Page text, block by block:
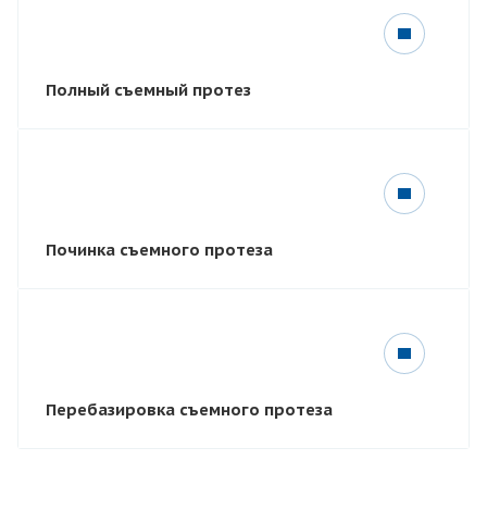
Полный съемный протез
Починка съемного протеза
Перебазировка съемного протеза